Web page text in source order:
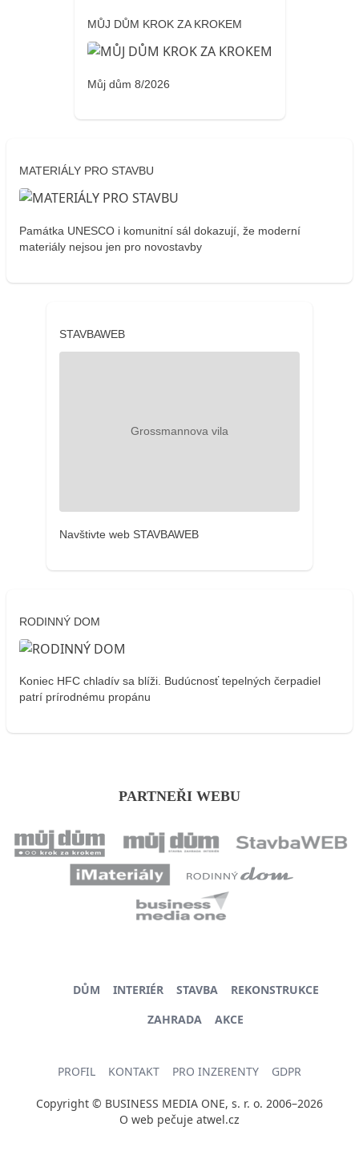
MŮJ DŮM KROK ZA KROKEM
Můj dům 8/2026
MATERIÁLY PRO STAVBU
Památka UNESCO i komunitní sál dokazují, že moderní
materiály nejsou jen pro novostavby
STAVBAWEB
Navštivte web STAVBAWEB
RODINNÝ DOM
Koniec HFC chladív sa blíži. Budúcnosť tepelných čerpadiel
patrí prírodnému propánu
PARTNEŘI WEBU
DŮM INTERIÉR STAVBA
REKONSTRUKCE
ZAHRADA
AKCE
PROFIL KONTAKT PRO INZERENTY GDPR
Copyright © BUSINESS MEDIA ONE, s. r. o. 2006–2026